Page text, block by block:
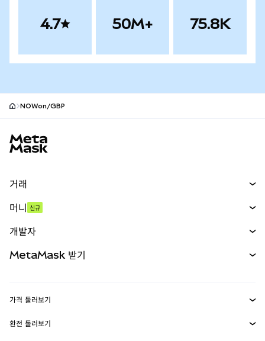
4.7 50M+ 75.8K
NOWon/GBP
거래
무기한 선물
실물자산
머니 신규
개발자
MetaMask Connect
MetaMask 받기
가격 둘러보기
이더리움 가격
환전 둘러보기